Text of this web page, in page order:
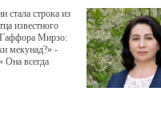
стала строка из
известного
Гаффора Мирзо:
мекунад?» -
Она всегда